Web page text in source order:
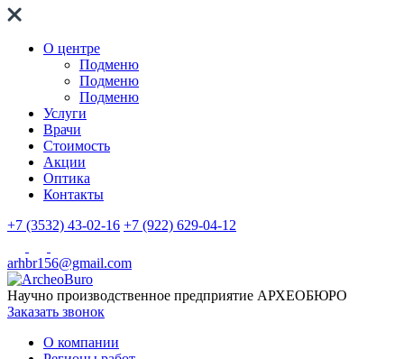
О центре
Подменю
Подменю
Подменю
Услуги
Врачи
Стоимость
Акции
Оптика
Контакты
+7 (3532) 43-02-16 +7 (922) 629-04-12
arhbr156@gmail.com
Научно производственное предприятие АРХЕОБЮРО
Заказать звонок
О компании